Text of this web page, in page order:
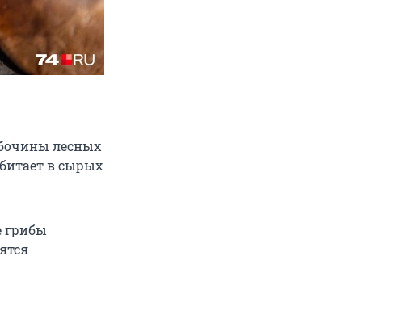
лесных
в сырых
грибы